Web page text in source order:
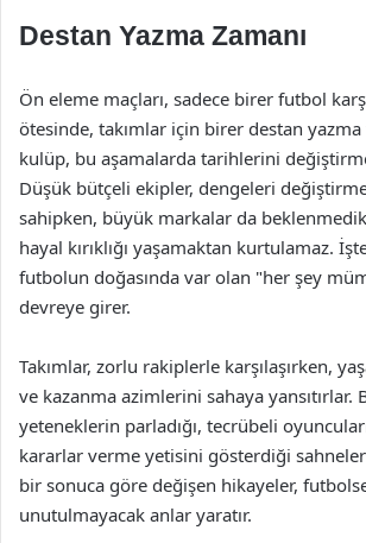
Destan Yazma Zamanı
Ön eleme maçları, sadece birer futbol
ötesinde, takımlar için birer destan yazma
kulüp, bu aşamalarda tarihlerini
Düşük bütçeli ekipler, dengeleri
sahipken, büyük markalar da
hayal kırıklığı yaşamaktan kurtulamaz.
futbolun doğasında var olan "her şey
devreye girer.
Takımlar, zorlu rakiplerle karşılaşırken,
ve kazanma azimlerini sahaya yansıtırlar.
yeteneklerin parladığı, tecrübeli
kararlar verme yetisini gösterdiği sahneler
bir sonuca göre değişen hikayeler,
unutulmayacak anlar yaratır.